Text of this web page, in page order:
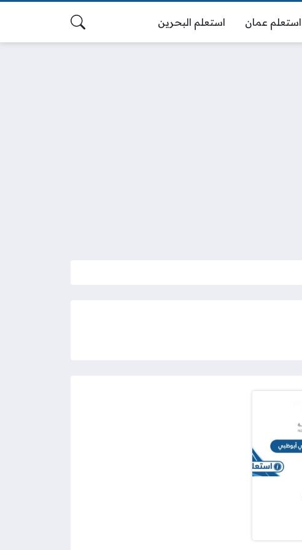
استعلم عمان استعلم البحرين